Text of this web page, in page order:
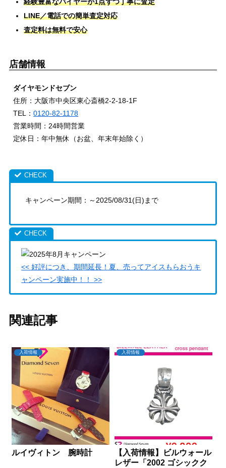
LINE／電話での簡単査定対応
査定料は無料で安心
店舗情報
ダイヤモンドセブン
住所：大阪市中央区東心斎橋2-2-18-1F
TEL：0120-82-1178
営業時間：24時間営業
定休日：年中無休（お盆、年末年始除く）
キャンペーン期間：～2025/08/31(日)まで
<< 好評につき、期間延長！夏、売ってアイスもらおうキ
ャンペーン実施中！！ >>
関連記事
入荷情報
ルイヴィトン 腕時計
入荷情報
【入荷情報】ビルウォール
レザー「2002 ゴシックク